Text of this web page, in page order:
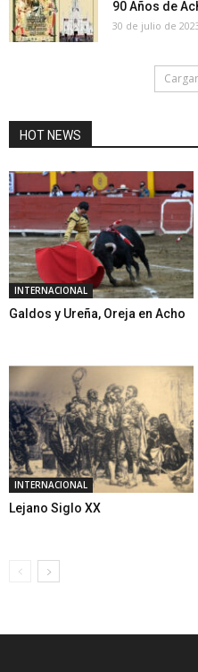
90 Años de
30 de julio de
HOT NEWS
INTERNACIONAL
Galdos y Ureña, Oreja en Acho
INTERNACIONAL
Lejano Siglo XX